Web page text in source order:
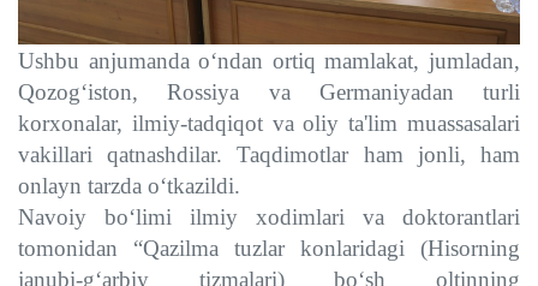
Ushbu anjumanda o‘ndan ortiq mamlakat, jumladan,
Qozog‘iston, Rossiya va Germaniyadan turli
korxonalar, ilmiy-tadqiqot va oliy ta'lim muassasalari
vakillari qatnashdilar. Taqdimotlar ham jonli, ham
onlayn tarzda o‘tkazildi.
Navoiy bo‘limi ilmiy xodimlari va doktorantlari
tomonidan “Qazilma tuzlar konlaridagi (Hisorning
janubi-g‘arbiy tizmalari) bo‘sh oltinning